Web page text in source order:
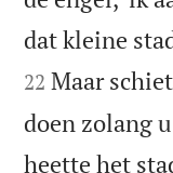
dat kleine
22 Maar
doen zolang
heette het